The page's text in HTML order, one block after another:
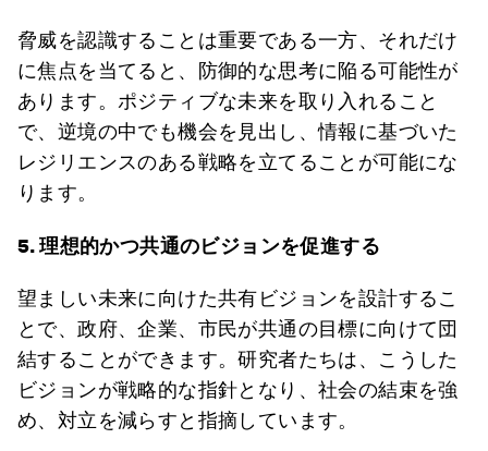
脅威を認識することは重要である一方、それだけ
に焦点を当てると、防御的な思考に陥る可能性が
あります。ポジティブな未来を取り入れること
で、逆境の中でも機会を見出し、情報に基づいた
レジリエンスのある戦略を立てることが可能にな
ります。
5. 理想的かつ共通のビジョンを促進する
望ましい未来に向けた共有ビジョンを設計するこ
とで、政府、企業、市民が共通の目標に向けて団
結することができます。研究者たちは、こうした
ビジョンが戦略的な指針となり、社会の結束を強
め、対立を減らすと指摘しています。